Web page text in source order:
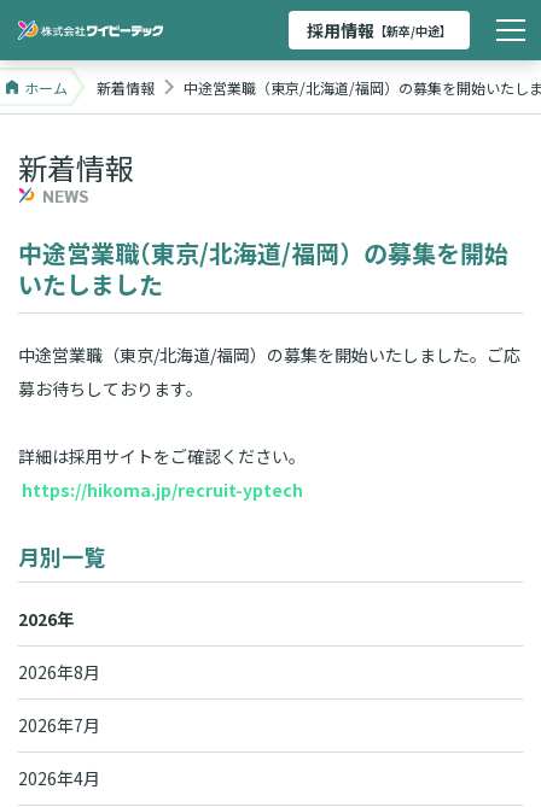
採用情報 【新卒/中途】
ホーム 新着情報 中途営業職（東京/北海道/福岡）の募集を開始いたし
新着情報
NEWS
中途営業職（東京/北海道/福岡）の募集を開始
いたしました
中途営業職（東京/北海道/福岡）の募集を開始いたしました。ご応
募お待ちしております。
詳細は採用サイトをご確認ください。
https://hikoma.jp/recruit-yptech
月別一覧
2026年
2026年8月
2026年7月
2026年4月